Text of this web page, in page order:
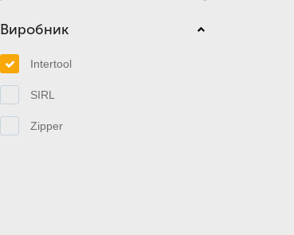
Виробник
Intertool
SIRL
Zipper